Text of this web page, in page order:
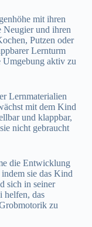
mit ihren
Neugier und ihren
Putzen oder
Lernturm
aktiv zu
Lernmaterialien
mit dem Kind
und klappbar,
nicht gebraucht
die Entwicklung
sie das Kind
sich in seiner
helfen, das
zu